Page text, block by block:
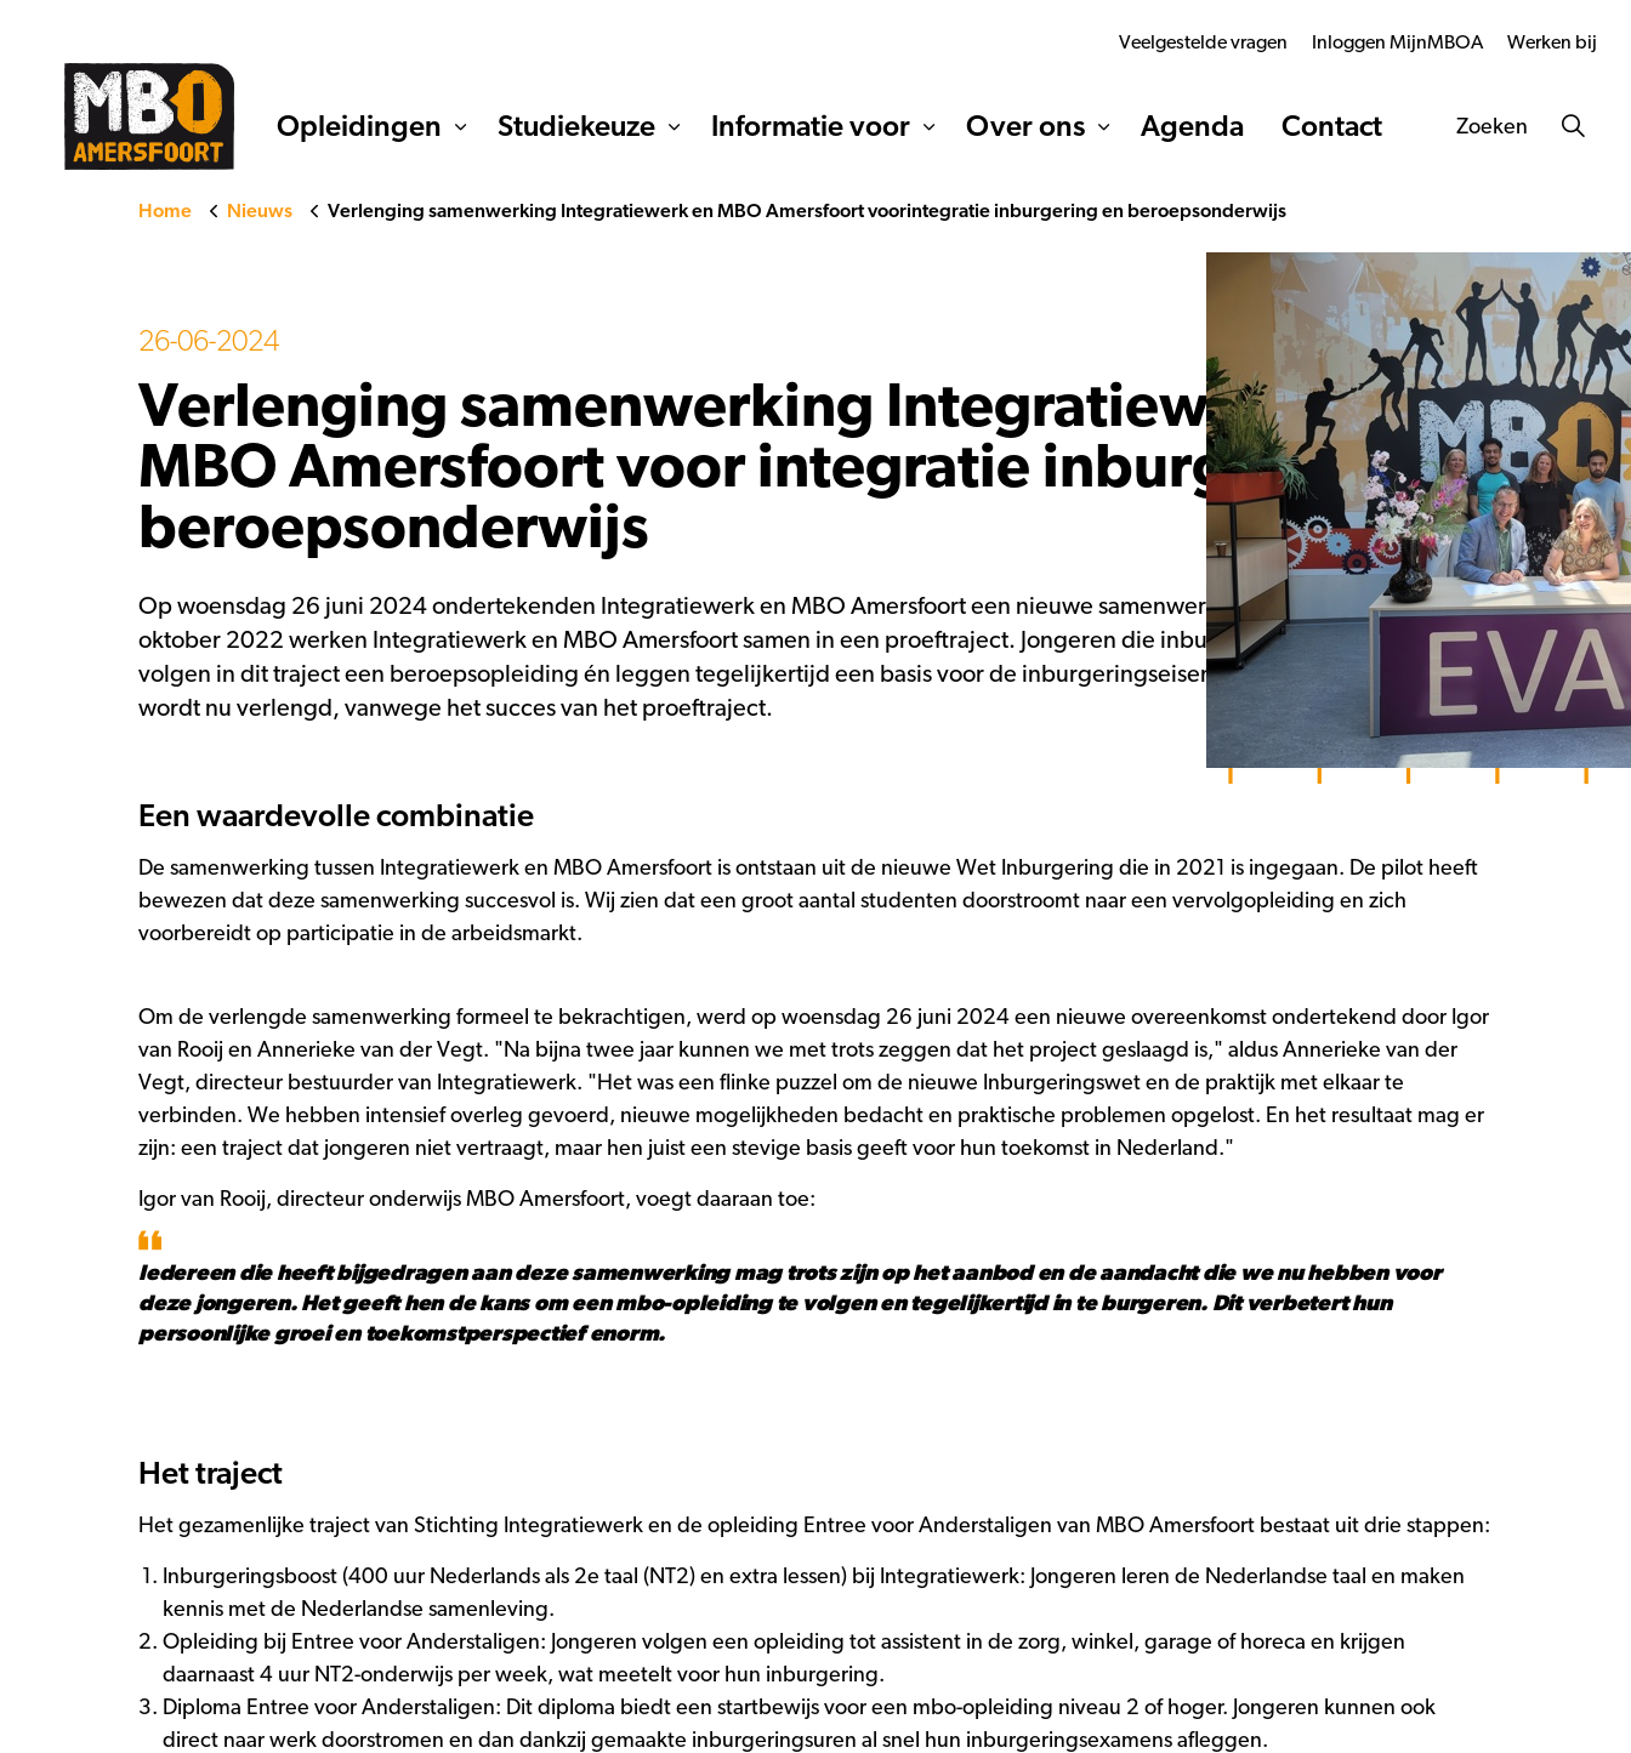
Opleidingen Studiekeuze Informatie voor Over ons Agenda Contact
Veelgestelde vragen Inloggen MijnMBOA Werken bij
Zoeken
Home Nieuws Verlenging samenwerking Integratiewerk en MBO Amersfoort voorintegratie inburgering en beroepsonderwijs
26-06-2024
Verlenging samenwerking Integratiewerk en
MBO Amersfoort voor integratie inburgering en
beroepsonderwijs
Op woensdag 26 juni 2024 ondertekenden Integratiewerk en MBO Amersfoort een nieuwe samenwerkingsovereenkomst. Sinds
oktober 2022 werken Integratiewerk en MBO Amersfoort samen in een proeftraject. Jongeren die inburgeringsplichtig zijn,
volgen in dit traject een beroepsopleiding én leggen tegelijkertijd een basis voor de inburgeringseisen. Deze samenwerking
wordt nu verlengd, vanwege het succes van het proeftraject.
Een waardevolle combinatie
De samenwerking tussen Integratiewerk en MBO Amersfoort is ontstaan uit de nieuwe Wet Inburgering die in 2021 is ingegaan. De pilot heeft
bewezen dat deze samenwerking succesvol is. Wij zien dat een groot aantal studenten doorstroomt naar een vervolgopleiding en zich
voorbereidt op participatie in de arbeidsmarkt.
Om de verlengde samenwerking formeel te bekrachtigen, werd op woensdag 26 juni 2024 een nieuwe overeenkomst ondertekend door Igor
van Rooij en Annerieke van der Vegt. "Na bijna twee jaar kunnen we met trots zeggen dat het project geslaagd is," aldus Annerieke van der
Vegt, directeur bestuurder van Integratiewerk. "Het was een flinke puzzel om de nieuwe Inburgeringswet en de praktijk met elkaar te
verbinden. We hebben intensief overleg gevoerd, nieuwe mogelijkheden bedacht en praktische problemen opgelost. En het resultaat mag er
zijn: een traject dat jongeren niet vertraagt, maar hen juist een stevige basis geeft voor hun toekomst in Nederland."
Igor van Rooij, directeur onderwijs MBO Amersfoort, voegt daaraan toe:
Iedereen die heeft bijgedragen aan deze samenwerking mag trots zijn op het aanbod en de aandacht die we nu hebben voor
deze jongeren. Het geeft hen de kans om een mbo-opleiding te volgen en tegelijkertijd in te burgeren. Dit verbetert hun
persoonlijke groei en toekomstperspectief enorm.
Het traject
Het gezamenlijke traject van Stichting Integratiewerk en de opleiding Entree voor Anderstaligen van MBO Amersfoort bestaat uit drie stappen:
Inburgeringsboost (400 uur Nederlands als 2e taal (NT2) en extra lessen) bij Integratiewerk: Jongeren leren de Nederlandse taal en maken
kennis met de Nederlandse samenleving.
Opleiding bij Entree voor Anderstaligen: Jongeren volgen een opleiding tot assistent in de zorg, winkel, garage of horeca en krijgen
daarnaast 4 uur NT2-onderwijs per week, wat meetelt voor hun inburgering.
Diploma Entree voor Anderstaligen: Dit diploma biedt een startbewijs voor een mbo-opleiding niveau 2 of hoger. Jongeren kunnen ook
direct naar werk doorstromen en dan dankzij gemaakte inburgeringsuren al snel hun inburgeringsexamens afleggen.